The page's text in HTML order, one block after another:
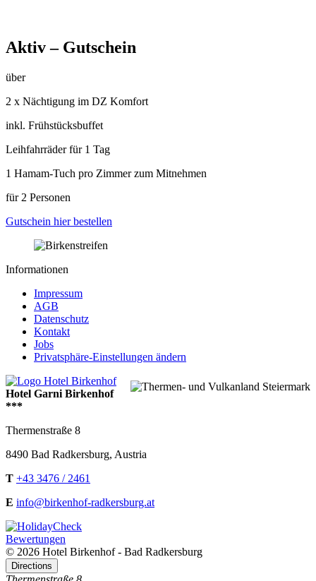
Aktiv – Gutschein
über
2 x Nächtigung im DZ Komfort
inkl. Frühstücksbuffet
Leihfahrräder für 1 Tag
1 Hamam-Tuch pro Zimmer zum Mitnehmen
für 2 Personen
Gutschein hier bestellen
Informationen
Impressum
AGB
Datenschutz
Kontakt
Jobs
Privatsphäre-Einstellungen ändern
Hotel Garni Birkenhof
***
Thermenstraße 8
8490 Bad Radkersburg, Austria
T +43 3476 / 2461
E info@birkenhof-radkersburg.at
Bewertungen
© 2026 Hotel Birkenhof - Bad Radkersburg
Directions